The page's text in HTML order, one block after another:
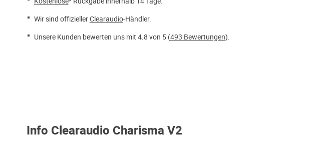
Wir sind offiziellerClearaudio-Händler.
Unsere Kunden bewerten uns mit 4.8 von 5 (493 Bewertungen).
Info Clearaudio Charisma V2